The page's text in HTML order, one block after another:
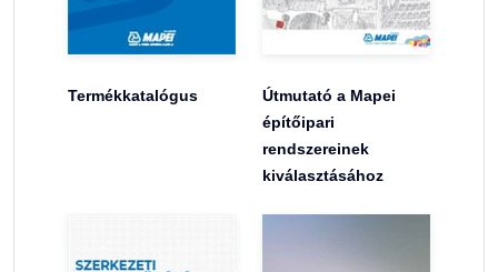
Termékkatalógus
Útmutató a Mapei
építőipari
rendszereinek
kiválasztásához